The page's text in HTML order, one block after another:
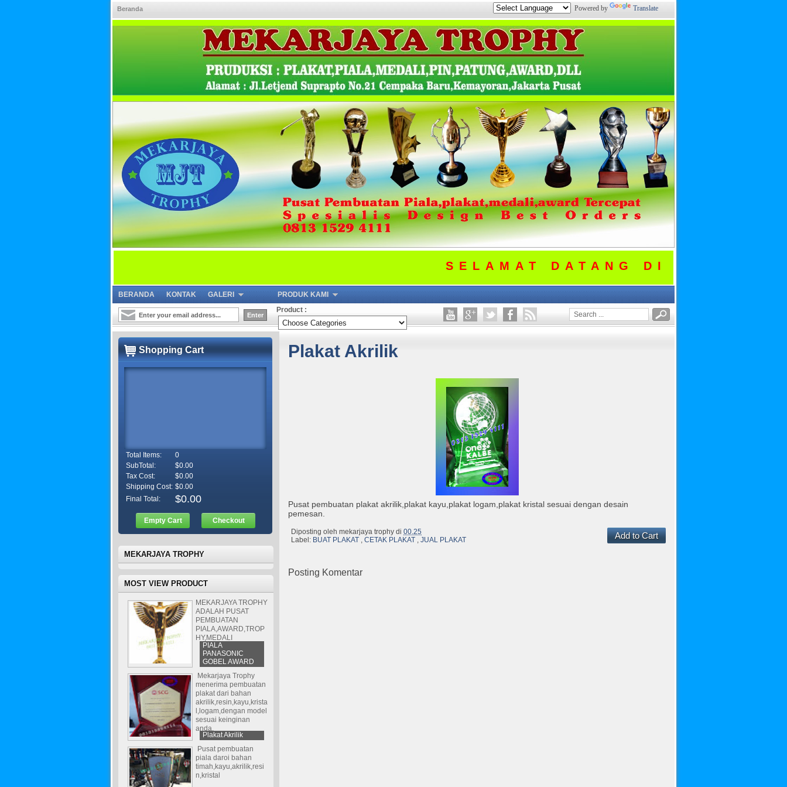
Beranda Powered by Translate
SELAMAT DATANG DI
BERANDA KONTAK GALERI
PRODUK KAMI
Product :
Plakat Akrilik
Pusat pembuatan plakat akrilik,plakat kayu,plakat logam,plakat kristal sesuai dengan desain
pemesan.
Diposting oleh mekarjaya trophy di 00.25
Label: BUAT PLAKAT CETAK PLAKAT JUAL PLAKAT
Posting Komentar
Shopping Cart
Total Items:
0
SubTotal:
$0.00
Tax Cost:
$0.00
Shipping Cost: $0.00
Final Total:
$0.00
Empty Cart Checkout
MEKARJAYA TROPHY
MOST VIEW PRODUCT
PIALA
PANASONIC
GOBEL AWARD
MEKARJAYA TROPHY
ADALAH PUSAT
PEMBUATAN
PIALA,AWARD,TROP
HY,MEDALI
Plakat Akrilik
Mekarjaya Trophy
menerima pembuatan
plakat dari bahan
akrilik,resin,kayu,krista
l,logam,dengan model
sesuai keinginan
anda.
Pusat pembuatan
piala daroi bahan
timah,kayu,akrilik,resi
n,kristal